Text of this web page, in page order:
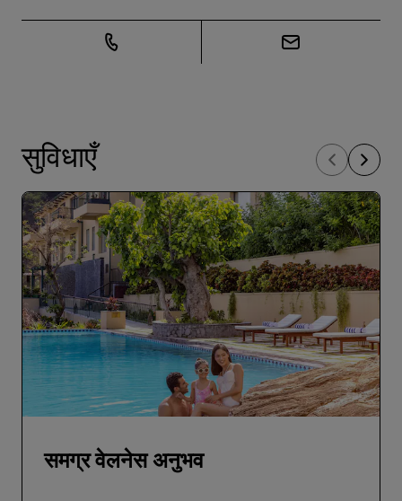
सुविधाएँ
समग्र वेलनेस अनुभव